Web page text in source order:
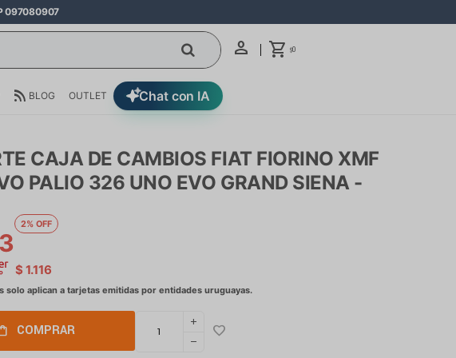
097080907
$0
Chat con IA
BLOG OUTLET
CAJA DE CAMBIOS FIAT FIORINO XMF
PALIO 326 UNO EVO GRAND SIENA -
2
$ 1.116
COMPRAR
add
remove